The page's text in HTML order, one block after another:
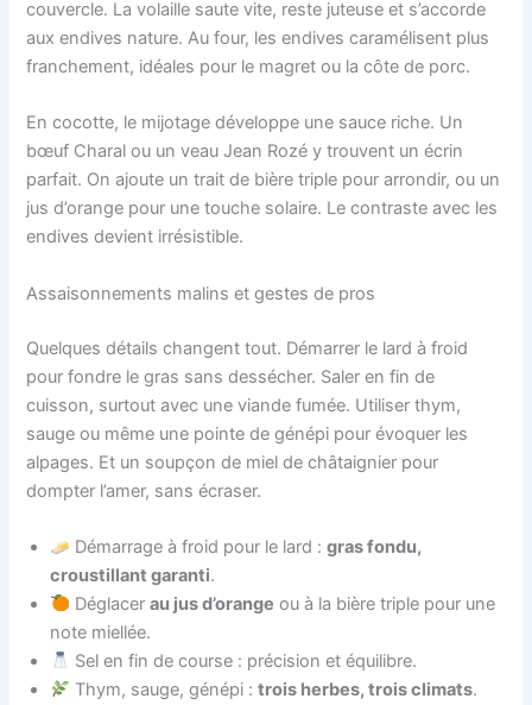
couvercle. La volaille saute vite, reste juteuse et s’accorde
aux endives nature. Au four, les endives caramélisent plus
franchement, idéales pour le magret ou la côte de porc.
En cocotte, le mijotage développe une sauce riche. Un
bœuf Charal ou un veau Jean Rozé y trouvent un écrin
parfait. On ajoute un trait de bière triple pour arrondir, ou un
jus d’orange pour une touche solaire. Le contraste avec les
endives devient irrésistible.
Assaisonnements malins et gestes de pros
Quelques détails changent tout. Démarrer le lard à froid
pour fondre le gras sans dessécher. Saler en fin de
cuisson, surtout avec une viande fumée. Utiliser thym,
sauge ou même une pointe de génépi pour évoquer les
alpages. Et un soupçon de miel de châtaignier pour
dompter l’amer, sans écraser.
Démarrage à froid pour le lard :gras fondu,
croustillant garanti.
Déglacerau jus d’orange ou à la bière triple pour une
note miellée.
Sel en fin de course : précision et équilibre.
Thym, sauge, génépi :trois herbes, trois climats.